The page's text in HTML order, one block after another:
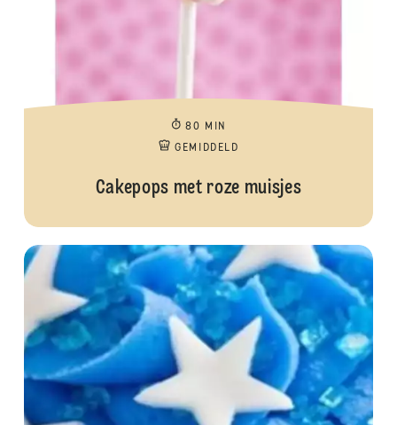
80 MIN
GEMIDDELD
Cakepops met roze muisjes